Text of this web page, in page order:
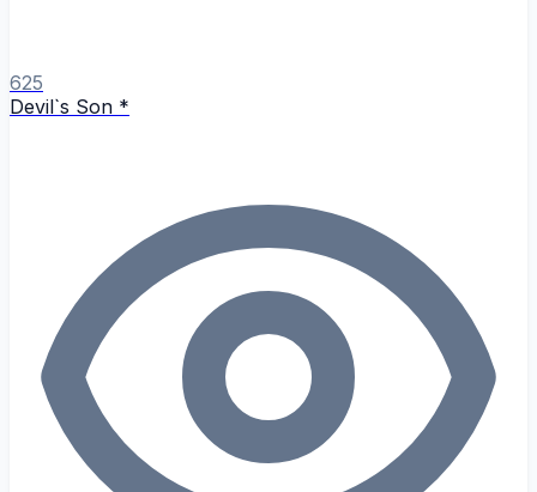
625
Devil`s Son *